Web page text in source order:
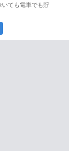
ても電車でも貯